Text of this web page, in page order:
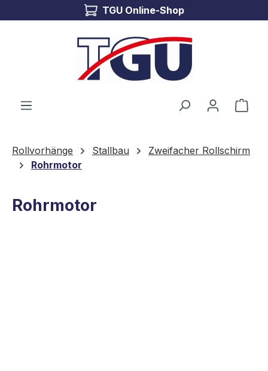
Zum Hauptinhalt springenTGU Online-Shop
Rollvorhänge Stallbau
Zweifacher Rollschirm
Rohrmotor
Rohrmotor